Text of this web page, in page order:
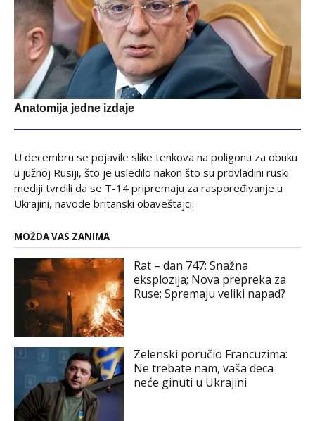
Anatomija jedne izdaje
U decembru se pojavile slike tenkova na poligonu za obuku
u južnoj Rusiji, što je usledilo nakon što su provladini ruski
mediji tvrdili da se T-14 pripremaju za raspoređivanje u
Ukrajini, navode britanski obaveštajci.
MOŽDA VAS ZANIMA
Rat – dan 747: Snažna
eksplozija; Nova prepreka za
Ruse; Spremaju veliki napad?
Zelenski poručio Francuzima:
Ne trebate nam, vaša deca
neće ginuti u Ukrajini